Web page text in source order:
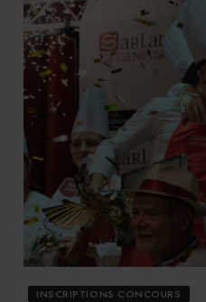
INSCRIPTIONS CONCOURS